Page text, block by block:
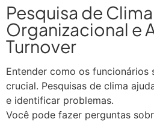
Pesquisa de Clima
Organizacional e
Turnover
Entender como os funcionários
crucial. Pesquisas de clima
e identificar problemas.
Você pode fazer perguntas